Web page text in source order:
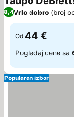
8,4Vrlo dobro (broj
Od 44 €
Pogledaj cene sa
Popularan izbor